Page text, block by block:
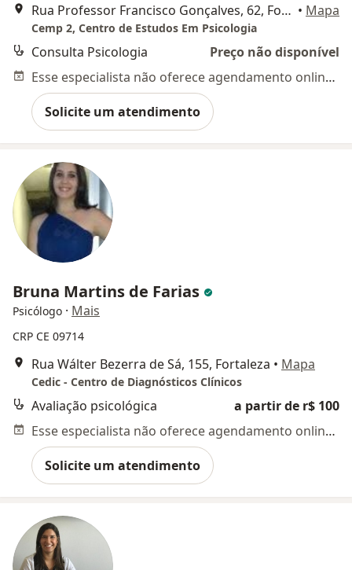
Rua Professor Francisco Gonçalves, 62, Fortaleza • Mapa
Cemp 2, Centro de Estudos Em Psicologia
Consulta Psicologia
Preço não disponível
Esse especialista não oferece agendamento online para esse endereço.
Solicite um atendimento
Bruna Martins de Farias
Psicólogo · Mais
CRP CE 09714
Rua Wálter Bezerra de Sá, 155, Fortaleza • Mapa
Cedic - Centro de Diagnósticos Clínicos
Avaliação psicológica
a partir de r$ 100
Esse especialista não oferece agendamento online para esse endereço.
Solicite um atendimento